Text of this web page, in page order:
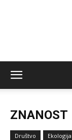
ZNANOST
Društvo Ekologija